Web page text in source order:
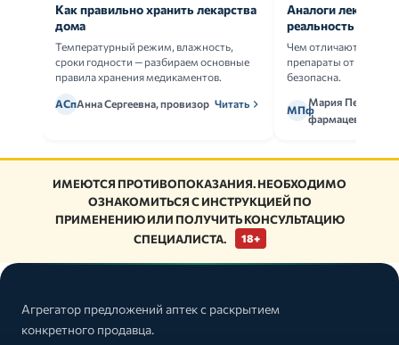
Как правильно хранить лекарства
дома
Температурный режим, влажность,
сроки годности — разбираем основные
правила хранения медикаментов.
АСпАнна Сергеевна, провизор Читать
Аналоги
реальность
Чем отличаются
препараты от
безопасна.
МПф
Мария Петрова,
фармацевт
ИМЕЮТСЯ ПРОТИВОПОКАЗАНИЯ. НЕОБХОДИМО
ОЗНАКОМИТЬСЯ С ИНСТРУКЦИЕЙ ПО
ПРИМЕНЕНИЮ ИЛИ ПОЛУЧИТЬ КОНСУЛЬТАЦИЮ
СПЕЦИАЛИСТА.
18+
Агрегатор предложений аптек с раскрытием
конкретного продавца.